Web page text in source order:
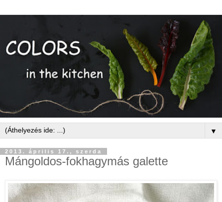
▼
2013. április 17., szerda
Mángoldos-fokhagymás galette